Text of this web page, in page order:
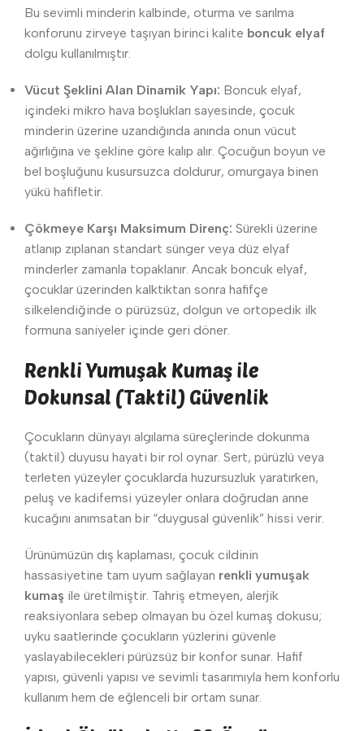
Bu sevimli minderin kalbinde, oturma ve sarılma
konforunu zirveye taşıyan birinci kalite boncuk elyaf
dolgu kullanılmıştır.
Vücut Şeklini Alan Dinamik Yapı: Boncuk elyaf,
içindeki mikro hava boşlukları sayesinde, çocuk
minderin üzerine uzandığında anında onun vücut
ağırlığına ve şekline göre kalıp alır. Çocuğun boyun ve
bel boşluğunu kusursuzca doldurur, omurgaya binen
yükü hafifletir.
Çökmeye Karşı Maksimum Direnç: Sürekli üzerine
atlanıp zıplanan standart sünger veya düz elyaf
minderler zamanla topaklanır. Ancak boncuk elyaf,
çocuklar üzerinden kalktıktan sonra hafifçe
silkelendiğinde o pürüzsüz, dolgun ve ortopedik ilk
formuna saniyeler içinde geri döner.
Renkli Yumuşak Kumaş ile
Dokunsal (Taktil) Güvenlik
Çocukların dünyayı algılama süreçlerinde dokunma
(taktil) duyusu hayati bir rol oynar. Sert, pürüzlü veya
terleten yüzeyler çocuklarda huzursuzluk yaratırken,
peluş ve kadifemsi yüzeyler onlara doğrudan anne
kucağını anımsatan bir “duygusal güvenlik” hissi verir.
Ürünümüzün dış kaplaması, çocuk cildinin
hassasiyetine tam uyum sağlayan renkli yumuşak
kumaş ile üretilmiştir. Tahriş etmeyen, alerjik
reaksiyonlara sebep olmayan bu özel kumaş dokusu;
uyku saatlerinde çocukların yüzlerini güvenle
yaslayabilecekleri pürüzsüz bir konfor sunar. Hafif
yapısı, güvenli yapısı ve sevimli tasarımıyla hem konforlu
kullanım hem de eğlenceli bir ortam sunar.